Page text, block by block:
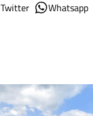
Twitter Whatsapp